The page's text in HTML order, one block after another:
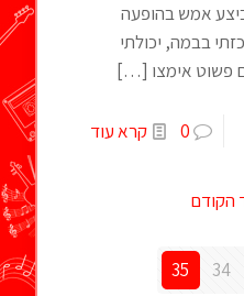
אמש בהופעה
בבמה, יכולתי
פשוט אימצו […]
0 קרא עוד
הקודם
34
35